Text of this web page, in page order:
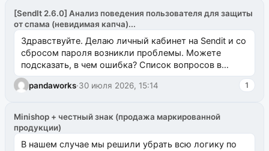
[SendIt 2.6.0] Анализ поведения пользователя для защиты
от спама (невидимая капча)...
Здравствуйте. Делаю личный кабинет на Sendit и со
сбросом пароля возникли проблемы. Можете
подсказать, в чем ошибка? Список вопросов в
одноименном разделе на modx.pro пока пуст, и,...
pandaworks·30 июля 2026, 15:14 1
Minishop + честный знак (продажа маркированной
продукции)
В нашем случае мы решили убрать всю логику по